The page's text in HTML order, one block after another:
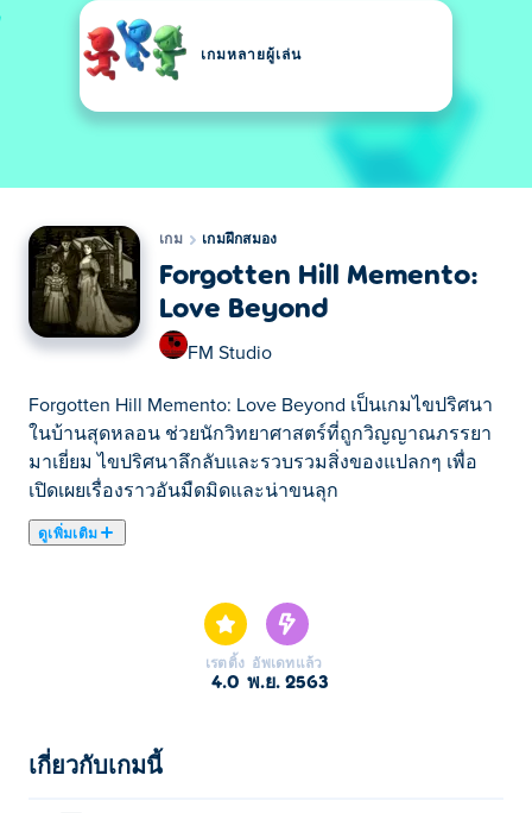
เกมหลายผู้เล่น
เกม เกมฝึกสมอง
Forgotten Hill Memento:
Love Beyond
FM Studio
Forgotten Hill Memento: Love Beyond เป็นเกมไขปริศนา
ในบ้านสุดหลอน ช่วยนักวิทยาศาสตร์ที่ถูกวิญญาณภรรยา
มาเยี่ยม ไขปริศนาลึกลับและรวบรวมสิ่งของแปลกๆ เพื่อ
เปิดเผยเรื่องราวอันมืดมิดและน่าขนลุก
ดูเพิ่มเติม
ตาย โปรดใช้วิจารณญาณในการรับชม
Forgotten Hill Memento: Love Beyond คือเกมแนวชี้และ
คลิกสุดหลอน เป็นภาคต่อของเกมซีรีส์ Forgotten Hill
Forgotten Hill คุณจะสามารถไขความลับทั้งหมดได้หรือ
ไม่?
เรตติ้ง
4.0
อัพเดทแล้ว
พ.ย. 2563
เกี่ยวกับเกมนี้